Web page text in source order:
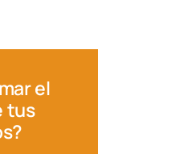
el
tus